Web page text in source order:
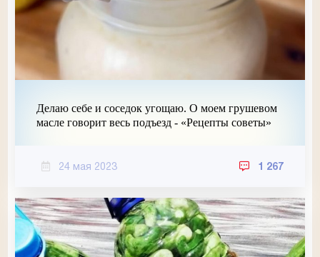
Делаю себе и соседок угощаю. О моем грушевом
масле говорит весь подъезд - «Рецепты советы»
24 мая 2023 1 267